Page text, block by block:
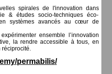
spirales de l'innovation dans
& études socio-techniques éco-
systèmes avancés au cœur de
ensemble l’innovation
la rendre accessible à tous, en
réciprocité.
/permabilis/